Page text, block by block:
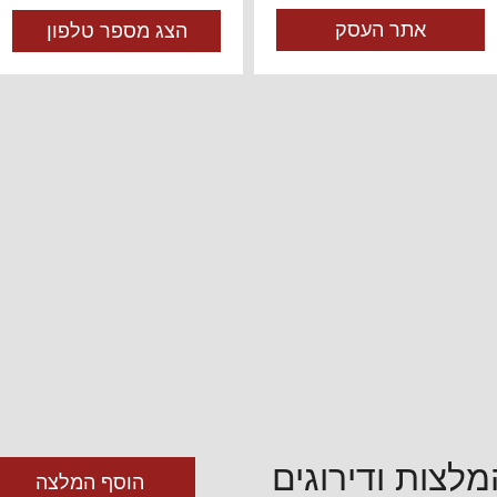
אתר העסק
הצג מספר טלפון
ודירוגים הוסף המלצה